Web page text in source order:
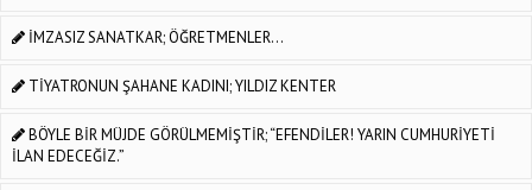
İMZASIZ SANATKAR; ÖĞRETMENLER…
TİYATRONUN ŞAHANE KADINI; YILDIZ KENTER
BÖYLE BİR MÜJDE GÖRÜLMEMİŞTİR; “EFENDİLER! YARIN CUMHURİYETİ
İLAN EDECEĞİZ.”